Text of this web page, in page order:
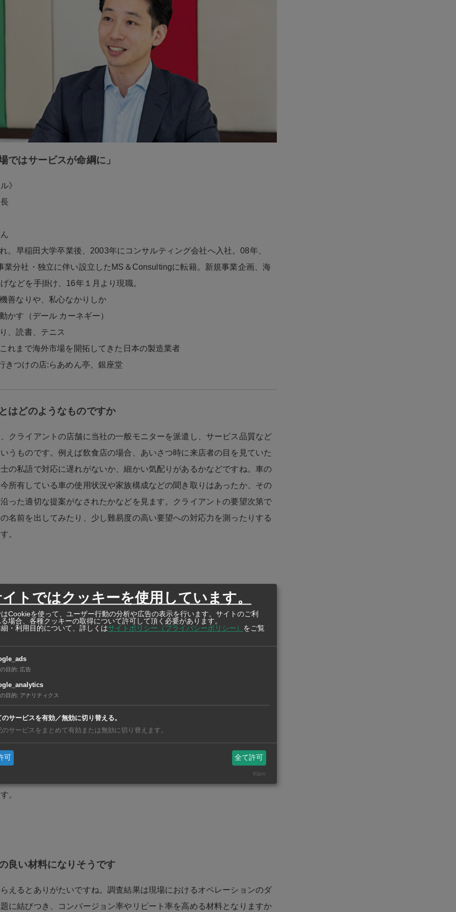
ではサービスが命綱に」
》
。早稲田大学卒業後、2003年にコンサルティング会社へ入社。08年、
業分社・独立に伴い設立したMS＆Consultingに転籍。新規事業企画、海
などを手掛け、16年１月より現職。
善なりや、私心なかりしか
かす（デール カーネギー）
、読書、テニス
れまで海外市場を開拓してきた日本の製造業者
きつけの店:らあめん亭、銀座堂
はどのようなものですか
クライアントの店舗に当社の一般モニターを派遣し、サービス品質など
うものです。例えば飲食店の場合、あいさつ時に来店者の目を見ていた
の私語で対応に遅れがないか、細かい気配りがあるかなどですね。車の
所有している車の使用状況や家族構成などの聞き取りはあったか、その
った適切な提案がなされたかなどを見ます。クライアントの要望次第で
名前を出してみたり、少し難易度の高い要望への対応力を測ったりする
。
査は当社の20年のノウハウを生かして業種や業態、顧客の戦略などに
す。中でも特徴的なのは、モニターの「主観」を重視していることで
には、モニターが「また来たい」「買いたい」と思えたかなどですね。
を受けるのは“人”ですので、“心”を重視しています。そうやって店の魅力
者の視点であぶり出し、本部や店にフィードバックします。
員のスキルアップやサービス品質の向上に役立ててもらっています。こ
ると、どうも店のあら探しをしているように聞こえるかもしれません。
に越したことはありませんが、それ以上に「長所や他店にはない魅力を
重視します。強みを伸ばすアプローチは従業員のモチベーションアップ
。
良い材料になりそうです
えるとありがたいですね。調査結果は現場におけるオペレーションのダ
に結びつき、コンバージョン率やリピート率を高める材料となりますか
トではクッキーを使用しています。
Cookieを使って、ユーザー行動の分析や広告の表示を行います。サイトのご利
場合、各種クッキーの取得について許可して頂く必要があります。
・利用目的について、詳しくはサイトポリシー（プライバシーポリシー） をご覧
目的: 広告
目的: アナリティクス
のサービスを有効／無効に切り替える。
のサービスをまとめて有効または無効に切り替えます。
可 全て許可
Klaro